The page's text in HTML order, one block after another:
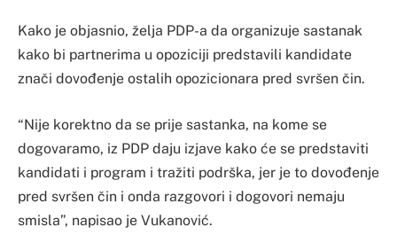
Kako je objasnio, želja PDP-a da organizuje sastanak
kako bi partnerima u opoziciji predstavili kandidate
znači dovođenje ostalih opozicionara pred svršen čin.
“Nije korektno da se prije sastanka, na kome se
dogovaramo, iz PDP daju izjave kako će se predstaviti
kandidati i program i tražiti podrška, jer je to dovođenje
pred svršen čin i onda razgovori i dogovori nemaju
smisla”, napisao je Vukanović.